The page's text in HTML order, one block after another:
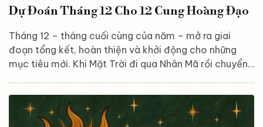
Dự Đoán Tháng 12 Cho 12 Cung Hoàng Đạo
Tháng 12 – tháng cuối cùng của năm – mở ra giai
đoạn tổng kết, hoàn thiện và khởi động cho những
mục tiêu mới. Khi Mặt Trời đi qua Nhân Mã rồi chuyển
được thay thế dần bằng sự thực tế, kỷ luật và định
hướng rõ ràng. Sao Thủy nghịch hành giữa tháng cũng
khiến cảm xúc, giao tiếp và kế hoạch của mỗi người